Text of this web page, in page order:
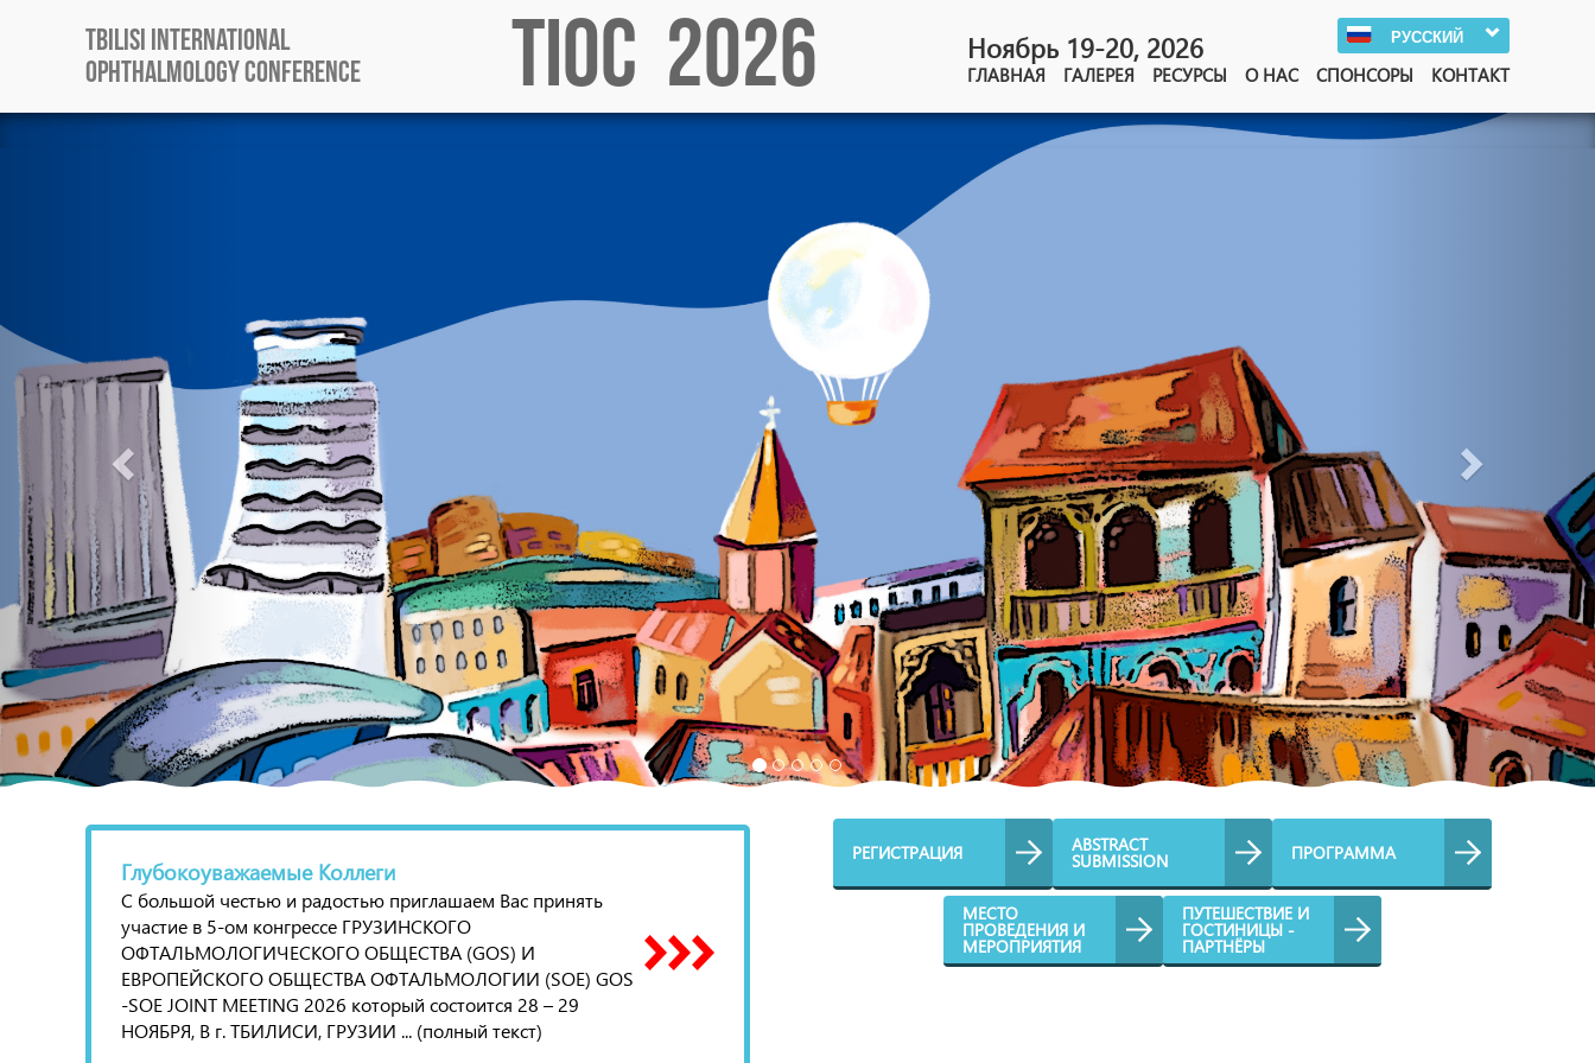
Tbilisi International
Ophthalmology Conference
TIOC 2026 Ноябрь 19-20, 2026 РУССКИЙ
ГЛАВНАЯ ГАЛЕРЕЯ РЕСУРСЫ О НАС СПОНСОРЫ КОНТАКТ
Previous Next
Глубокоуважаемые Коллеги
С большой честью и радостью приглашаем Вас принять
участие в 5-ом конгрессе ГРУЗИНСКОГО
ОФТАЛЬМОЛОГИЧЕСКОГО ОБЩЕСТВА (GOS) И
ЕВРОПЕЙСКОГО ОБЩЕСТВА ОФТАЛЬМОЛОГИИ (SOE) GOS
-SOE JOINT MEETING 2026 который состоится 28 – 29
НОЯБРЯ, В г. ТБИЛИСИ, ГРУЗИИ ... (полный текст)
РЕГИСТРАЦИЯ ABSTRACT
SUBMISSION ПРОГРАММА
МЕСТО
ПРОВЕДЕНИЯ И
МЕРОПРИЯТИЯ
ПУТЕШЕСТВИЕ И
ГОСТИНИЦЫ -
ПАРТНЁРЫ